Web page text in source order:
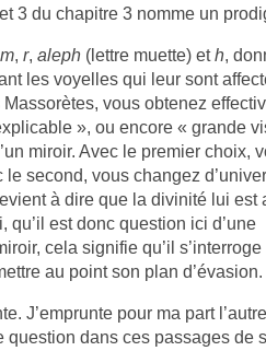
3 du chapitre 3 nomme un
m, r, aleph (lettre muette) eth,
les voyelles qui leur sont
Massorètes, vous obtenez
», ou encore « grande
miroir. Avec le premier choix,
second, vous changez
à dire que la divinité lui est
qu’il est donc question ici d’une
cela signifie qu’il
au point son plan d’évasion.
J’emprunte pour ma part l’autre
question dans ces passages de